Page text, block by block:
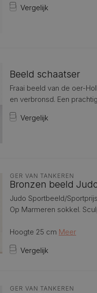
Vergelijk
Beeld schaatser
Fraai beeld van de oer-
en verbronsd. Een
Vergelijk
GER VAN TANKEREN
Bronzen beeld
Judo Sportbeeld/
Op Marmeren sokkel.
Hoogte 25 cm Meer
Vergelijk
GER VAN TANKEREN